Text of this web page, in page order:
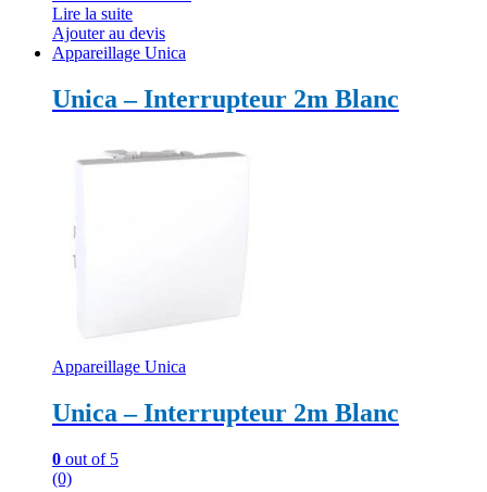
Lire la suite
Ajouter au devis
Appareillage Unica
Unica – Interrupteur 2m Blanc
Appareillage Unica
Unica – Interrupteur 2m Blanc
0 out of 5
(0)